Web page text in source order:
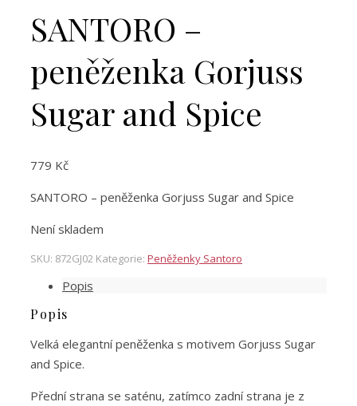
SANTORO –
peněženka Gorjuss
Sugar and Spice
779 Kč
SANTORO – peněženka Gorjuss Sugar and Spice
Není skladem
SKU: 872GJ02 Kategorie: Peněženky Santoro
Popis
Popis
Velká elegantní peněženka s motivem Gorjuss Sugar
and Spice.
Přední strana se saténu, zatímco zadní strana je z